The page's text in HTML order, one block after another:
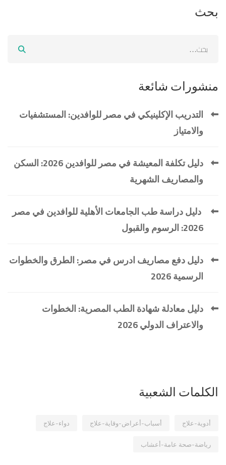
بحث
منشورات شائعة
التدريب الإكلينيكي في مصر للوافدين: المستشفيات
والامتياز
دليل تكلفة المعيشة في مصر للوافدين 2026: السكن
والمصاريف الشهرية
دليل دراسة طب الجامعات الأهلية للوافدين في مصر
2026: الرسوم والقبول
دليل دفع مصاريف ادرس في مصر: الطرق والخطوات
الرسمية 2026
دليل معادلة شهادة الطب المصرية: الخطوات
والاعتراف الدولي 2026
الكلمات الشعبية
أدوية-علاج أسباب-أعراض-وقاية-علاج
دواء-علاج
رياضة-صحة عامة-أعشاب